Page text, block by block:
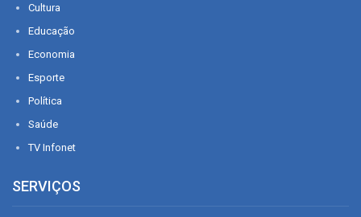
Cultura
Educação
Economia
Esporte
Política
Saúde
TV Infonet
SERVIÇOS